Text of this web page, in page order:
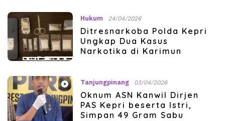
Hukum 24/04/2026
Ditresnarkoba Polda Kepri
Ungkap Dua Kasus
Narkotika di Karimun
Tanjungpinang 03/04/2026
Oknum ASN Kanwil Dirjen
PAS Kepri beserta Istri,
Simpan 49 Gram Sabu